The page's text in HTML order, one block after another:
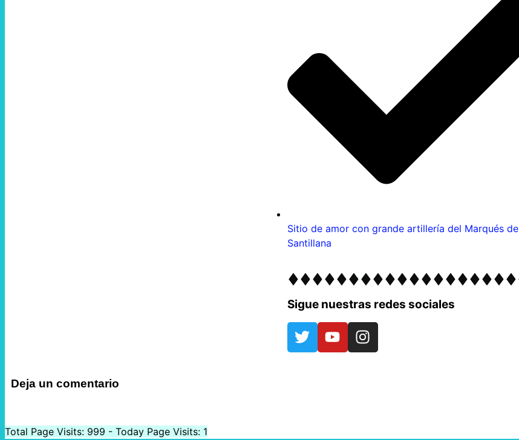
Sitio de amor con grande artillería del Marqués de
Santillana
Sigue nuestras redes sociales
Deja un comentario
Total Page Visits: 999 - Today Page Visits: 1